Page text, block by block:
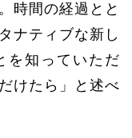
時間の経過とと
ナティブな新し
を知っていただ
けたら」と述べ